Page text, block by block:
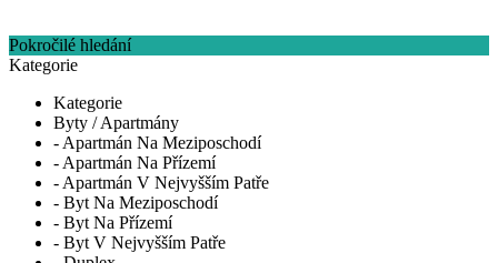
Pokročilé hledání
Kategorie
Kategorie
Byty / Apartmány
- Apartmán Na Meziposchodí
- Apartmán Na Přízemí
- Apartmán V Nejvyšším Patře
- Byt Na Meziposchodí
- Byt Na Přízemí
- Byt V Nejvyšším Patře